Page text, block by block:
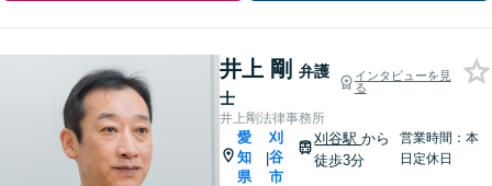
井上 剛 弁護
士
インタビューを見
る
井上剛法律事務所
愛
知
県
|
刈
谷
市
刈谷駅から
徒歩3分
営業時間：本
日定休日